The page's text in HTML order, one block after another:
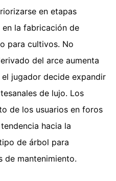
en etapas
la fabricación de
para cultivos. No
del arce aumenta
jugador decide expandir
de lujo. Los
de los usuarios en foros
hacia la
de árbol para
de mantenimiento.